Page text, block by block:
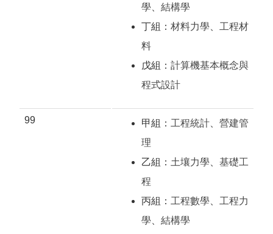
學
結構學
丁組： 材料力學
工程材
料
戊組： 計算機基本概念與
程式設計
99 甲組： 工程統計
營建管
理
乙組： 土壤力學
基礎工
程
丙組： 工程數學
工程力
學
結構學